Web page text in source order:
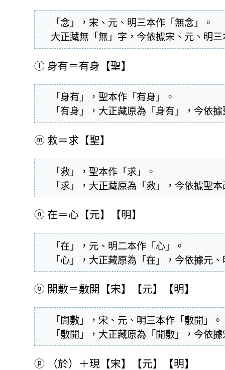
大正藏無「無」字，今依據宋、元、明
ⓛ 身有＝有身【聖】
「有身」，大正藏原為「身有」，今依
ⓜ 救＝求【聖】
「求」，大正藏原為「救」，今依據聖
ⓝ 在＝心【元】【明】
「心」，大正藏原為「在」，今依據元
ⓞ 開敷＝敷開【宋】【元】【明】
「敷開」，大正藏原為「開敷」，今依
ⓟ （於）＋現【宋】【元】【明】